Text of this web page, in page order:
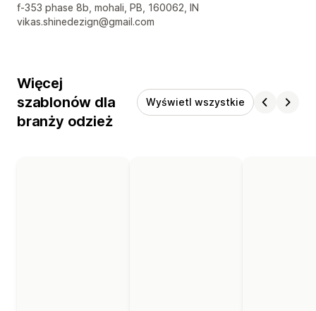
Dane kontaktowe projektanta
f-353 phase 8b, mohali, PB, 160062, IN
vikas.shinedezign@gmail.com
Więcej
szablonów dla
branży odzież
Wyświetl wszystkie